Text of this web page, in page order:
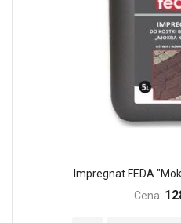
Impregnat FEDA
Cena: